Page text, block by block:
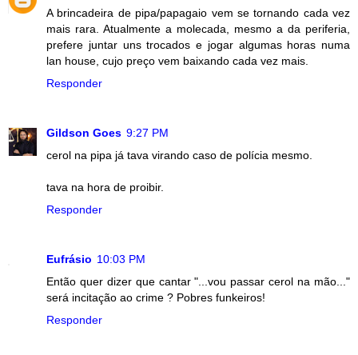
A brincadeira de pipa/papagaio vem se tornando cada vez
mais rara. Atualmente a molecada, mesmo a da periferia,
prefere juntar uns trocados e jogar algumas horas numa
lan house, cujo preço vem baixando cada vez mais.
Responder
Gildson Goes 9:27 PM
cerol na pipa já tava virando caso de polícia mesmo.
tava na hora de proibir.
Responder
Eufrásio 10:03 PM
Então quer dizer que cantar "...vou passar cerol na mão..."
será incitação ao crime ? Pobres funkeiros!
Responder